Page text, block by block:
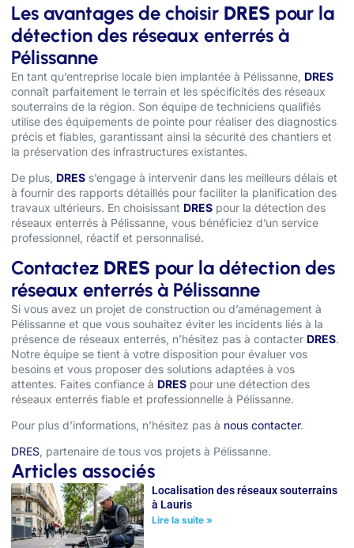
Les avantages de choisir DRES pour la
détection des réseaux enterrés à
Pélissanne
En tant qu’entreprise locale bien implantée à Pélissanne, DRES
connaît parfaitement le terrain et les spécificités des réseaux
souterrains de la région. Son équipe de techniciens qualifiés
utilise des équipements de pointe pour réaliser des diagnostics
précis et fiables, garantissant ainsi la sécurité des chantiers et
la préservation des infrastructures existantes.
De plus, DRES s’engage à intervenir dans les meilleurs délais et
à fournir des rapports détaillés pour faciliter la planification des
travaux ultérieurs. En choisissant DRES pour la détection des
réseaux enterrés à Pélissanne, vous bénéficiez d’un service
professionnel, réactif et personnalisé.
Contactez DRES pour la détection des
réseaux enterrés à Pélissanne
Si vous avez un projet de construction ou d’aménagement à
Pélissanne et que vous souhaitez éviter les incidents liés à la
présence de réseaux enterrés, n’hésitez pas à contacter DRES.
Notre équipe se tient à votre disposition pour évaluer vos
besoins et vous proposer des solutions adaptées à vos
attentes. Faites confiance à DRES pour une détection des
réseaux enterrés fiable et professionnelle à Pélissanne.
Pour plus d’informations, n’hésitez pas à nous contacter.
DRES , partenaire de tous vos projets à Pélissanne.
Articles associés
Localisation des réseaux souterrains
à Lauris
Lire la suite »